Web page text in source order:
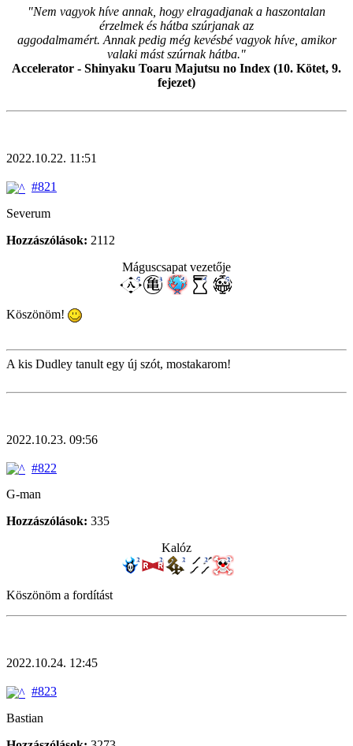
"Nem vagyok híve annak, hogy elragadjanak a haszontalan
érzelmek és hátba szúrjanak az
aggodalmamért. Annak pedig még kevésbé vagyok híve, amikor
valaki mást szúrnak hátba."
Accelerator - Shinyaku Toaru Majutsu no Index (10. Kötet, 9.
fejezet)
2022.10.22. 11:51
#821
Severum
Hozzászólások: 2112
Máguscsapat vezetője
Köszönöm!
A kis Dudley tanult egy új szót, mostakarom!
2022.10.23. 09:56
#822
G-man
Hozzászólások: 335
Kalóz
Köszönöm a fordítást
2022.10.24. 12:45
#823
Bastian